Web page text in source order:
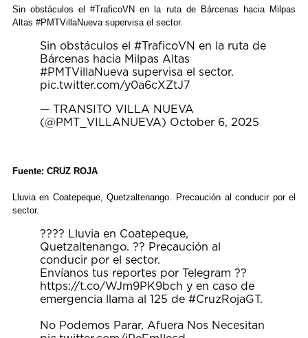
Sin obstáculos el #TraficoVN en la ruta de Bárcenas hacia Milpas
Altas #PMTVillaNueva supervisa el sector.
Sin obstáculos el #TraficoVN en la ruta de
Bárcenas hacia Milpas Altas
#PMTVillaNueva supervisa el sector.
pic.twitter.com/y0a6cXZtJ7
— TRANSITO VILLA NUEVA
(@PMT_VILLANUEVA) October 6, 2025
Fuente: CRUZ ROJA
Lluvia en Coatepeque, Quetzaltenango. Precaución al conducir por el
sector.
???? Lluvia en Coatepeque,
Quetzaltenango. ?? Precaución al
conducir por el sector.
Envíanos tus reportes por Telegram ??
https://t.co/WJm9PK9bch y en caso de
emergencia llama al 125 de #CruzRojaGT.
No Podemos Parar, Afuera Nos Necesitan